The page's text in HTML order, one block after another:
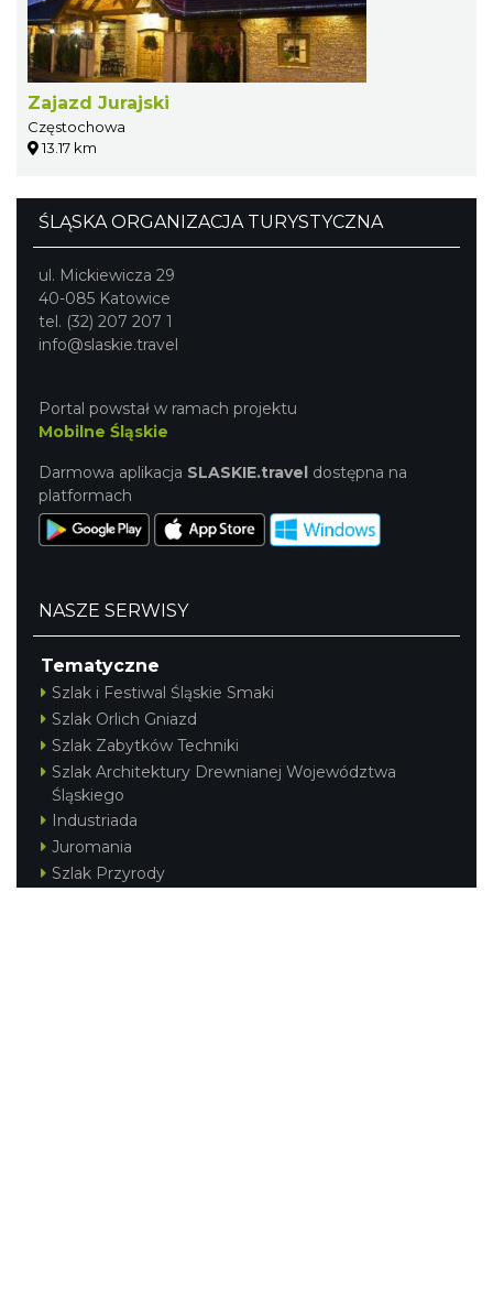
Zajazd Jurajski
Częstochowa
13.17 km
ŚLĄSKA ORGANIZACJA TURYSTYCZNA
ul. Mickiewicza 29
40-085 Katowice
tel. (32) 207 207 1
info@slaskie.travel
Portal powstał w ramach projektu
Mobilne Śląskie
Darmowa aplikacja SLASKIE.travel dostępna na
platformach
NASZE SERWISY
Tematyczne
Szlak i Festiwal Śląskie Smaki
Szlak Orlich Gniazd
Szlak Zabytków Techniki
Szlak Architektury Drewnianej Województwa
Śląskiego
Industriada
Juromania
Szlak Przyrody